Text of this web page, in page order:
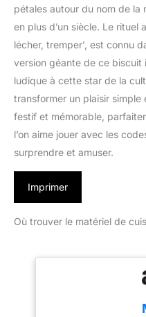
pétales autour du nom de la
en plus d’un siècle. Le rituel
lécher, tremper’, est connu
version géante de ce biscuit
ludique à cette star de la
transformer un plaisir
festif et mémorable,
l’on aime jouer avec les
surprendre et amuser.
Imprimer
Où trouver le matériel de